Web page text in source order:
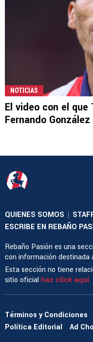
NOTICIAS
El video con el
Fernando González
QUIENES SOMOS |
ESCRIBE EN REBAÑO
Rebaño Pasión es una
con información destinada
Esta sección no tiene
sitio oficial haz click aquí
Términos y Condiciones
Política Editorial
Ad